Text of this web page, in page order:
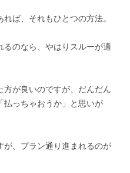
ば、それもひとつの方法。
のなら、やはりスルーが適
方が良いのですが、だんだん
払っちゃおうか」と思いが
が、プラン通り進まれるのが